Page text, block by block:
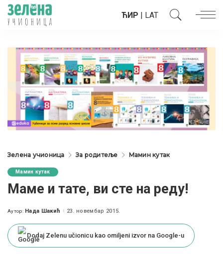
ЋИР | LAT
Зелена учионица За родитеље Мамин кутак
Мамин кутак
Маме и тате, ви сте на реду!
Posted
Аутор: Нада Шакић 23. новембар 2015.
Dodaj Zelenu učionicu kao omiljeni izvor na Google-u